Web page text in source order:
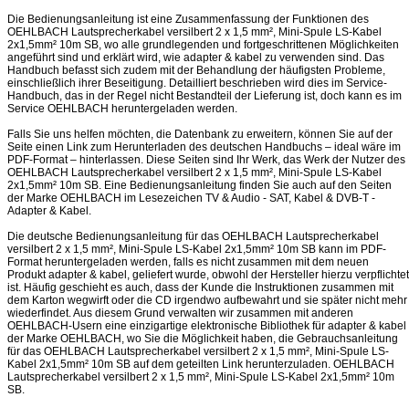
Die Bedienungsanleitung ist eine Zusammenfassung der Funktionen des
OEHLBACH Lautsprecherkabel versilbert 2 x 1,5 mm², Mini-Spule LS-Kabel
2x1,5mm² 10m SB, wo alle grundlegenden und fortgeschrittenen Möglichkeiten
angeführt sind und erklärt wird, wie adapter & kabel zu verwenden sind. Das
Handbuch befasst sich zudem mit der Behandlung der häufigsten Probleme,
einschließlich ihrer Beseitigung. Detailliert beschrieben wird dies im Service-
Handbuch, das in der Regel nicht Bestandteil der Lieferung ist, doch kann es im
Service OEHLBACH heruntergeladen werden.
Falls Sie uns helfen möchten, die Datenbank zu erweitern, können Sie auf der
Seite einen Link zum Herunterladen des deutschen Handbuchs – ideal wäre im
PDF-Format – hinterlassen. Diese Seiten sind Ihr Werk, das Werk der Nutzer des
OEHLBACH Lautsprecherkabel versilbert 2 x 1,5 mm², Mini-Spule LS-Kabel
2x1,5mm² 10m SB. Eine Bedienungsanleitung finden Sie auch auf den Seiten
der Marke OEHLBACH im Lesezeichen TV & Audio - SAT, Kabel & DVB-T -
Adapter & Kabel.
Die deutsche Bedienungsanleitung für das OEHLBACH Lautsprecherkabel
versilbert 2 x 1,5 mm², Mini-Spule LS-Kabel 2x1,5mm² 10m SB kann im PDF-
Format heruntergeladen werden, falls es nicht zusammen mit dem neuen
Produkt adapter & kabel, geliefert wurde, obwohl der Hersteller hierzu verpflichtet
ist. Häufig geschieht es auch, dass der Kunde die Instruktionen zusammen mit
dem Karton wegwirft oder die CD irgendwo aufbewahrt und sie später nicht mehr
wiederfindet. Aus diesem Grund verwalten wir zusammen mit anderen
OEHLBACH-Usern eine einzigartige elektronische Bibliothek für adapter & kabel
der Marke OEHLBACH, wo Sie die Möglichkeit haben, die Gebrauchsanleitung
für das OEHLBACH Lautsprecherkabel versilbert 2 x 1,5 mm², Mini-Spule LS-
Kabel 2x1,5mm² 10m SB auf dem geteilten Link herunterzuladen. OEHLBACH
Lautsprecherkabel versilbert 2 x 1,5 mm², Mini-Spule LS-Kabel 2x1,5mm² 10m
SB.